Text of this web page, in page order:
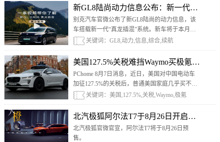
关系。
新GL8陆尚动力信息公布：新一代真龙插
别克汽车官微公布了新GL8陆尚的动力信息，该
车搭载新一代“真龙插混”系统。新车将于本月上
市。 关键词：GL8,动力,信息,综合,续航
美国127.5%关税难挡Waymo买极氪：已运
PChome 8月7日消息，近日，美国对中国电动车
加征127.5%的关税后，普通美国家庭几乎买不起
中国品牌电动车，但Alphabet旗下自动驾驶公司
Waymo却在大批采购极氪。
关键词：美国,127.5%,关税,Waymo,极氪
北汽极狐阿尔法T7于8月26日开启预售，
北汽极狐官微官宣，阿尔法T7将于8月26日预
售。